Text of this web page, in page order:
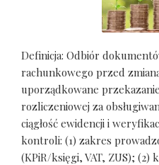
Definicja: Odbiór
rachunkowego przed
uporządkowane
rozliczeniowej za
ciągłość ewidencji i
kontroli: (1) zakres
(KPiR/księgi, VAT, ZUS);